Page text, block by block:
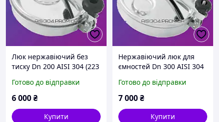
Люк нержавіючий без
тиску Dn 200 AISI 304 (223
Готово до відправки
6 000₴
Купити
Нержавіючий люк для
ємностей Dn 300 AISI 304
Готово до відправки
7 000₴
Купити